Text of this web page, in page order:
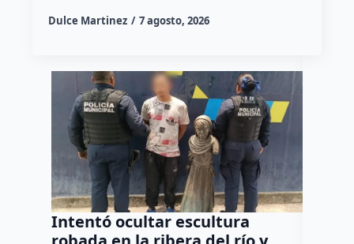
Dulce Martinez 7 agosto, 2026
Intentó ocultar escultura